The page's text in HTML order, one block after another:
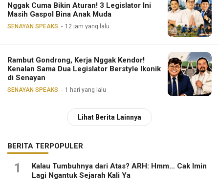
Nggak Cuma Bikin Aturan! 3 Legislator Ini
Masih Gaspol Bina Anak Muda
SENAYAN SPEAKS 12 jam yang lalu
Rambut Gondrong, Kerja Nggak Kendor!
Kenalan Sama Dua Legislator Berstyle Ikonik
di Senayan
SENAYAN SPEAKS 1 hari yang lalu
Lihat Berita Lainnya
BERITA TERPOPULER
1
Kalau Tumbuhnya dari Atas? ARH: Hmm… Cak Imin
Lagi Ngantuk Sejarah Kali Ya